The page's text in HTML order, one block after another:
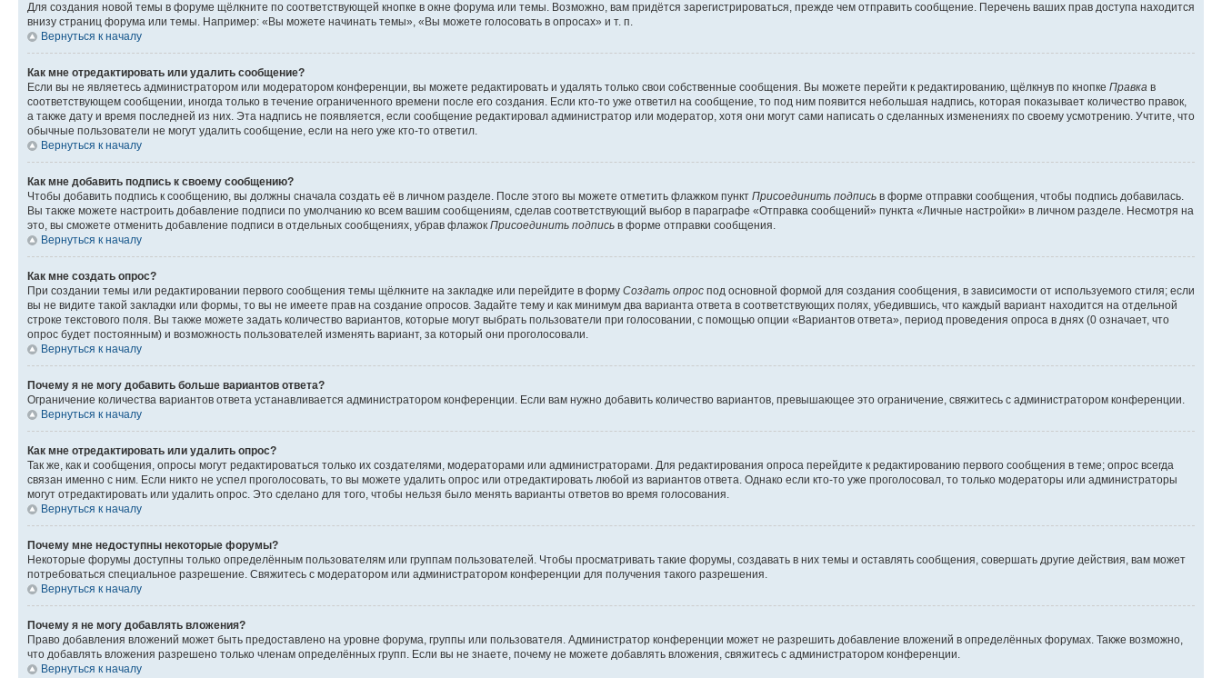
Для создания новой темы в форуме щёлкните по соответствующей кнопке в окне форума или темы. Возможно, вам придётся зарегистрироваться, прежде чем отправить сообщение. Перечень ваших прав доступа находится
внизу страниц форума или темы. Например: «Вы можете начинать темы», «Вы можете голосовать в опросах» и т. п.
Вернуться к началу
Как мне отредактировать или удалить сообщение?
Если вы не являетесь администратором или модератором конференции, вы можете редактировать и удалять только свои собственные сообщения. Вы можете перейти к редактированию, щёлкнув по кнопке Правка в
соответствующем сообщении, иногда только в течение ограниченного времени после его создания. Если кто-то уже ответил на сообщение, то под ним появится небольшая надпись, которая показывает количество правок,
а также дату и время последней из них. Эта надпись не появляется, если сообщение редактировал администратор или модератор, хотя они могут сами написать о сделанных изменениях по своему усмотрению. Учтите, что
обычные пользователи не могут удалить сообщение, если на него уже кто-то ответил.
Вернуться к началу
Как мне добавить подпись к своему сообщению?
Чтобы добавить подпись к сообщению, вы должны сначала создать её в личном разделе. После этого вы можете отметить флажком пункт Присоединить подпись в форме отправки сообщения, чтобы подпись добавилась.
Вы также можете настроить добавление подписи по умолчанию ко всем вашим сообщениям, сделав соответствующий выбор в параграфе «Отправка сообщений» пункта «Личные настройки» в личном разделе. Несмотря на
это, вы сможете отменить добавление подписи в отдельных сообщениях, убрав флажок Присоединить подпись в форме отправки сообщения.
Вернуться к началу
Как мне создать опрос?
При создании темы или редактировании первого сообщения темы щёлкните на закладке или перейдите в форму Создать опрос под основной формой для создания сообщения, в зависимости от используемого стиля; если
вы не видите такой закладки или формы, то вы не имеете прав на создание опросов. Задайте тему и как минимум два варианта ответа в соответствующих полях, убедившись, что каждый вариант находится на отдельной
строке текстового поля. Вы также можете задать количество вариантов, которые могут выбрать пользователи при голосовании, с помощью опции «Вариантов ответа», период проведения опроса в днях (0 означает, что
опрос будет постоянным) и возможность пользователей изменять вариант, за который они проголосовали.
Вернуться к началу
Почему я не могу добавить больше вариантов ответа?
Ограничение количества вариантов ответа устанавливается администратором конференции. Если вам нужно добавить количество вариантов, превышающее это ограничение, свяжитесь с администратором конференции.
Вернуться к началу
Как мне отредактировать или удалить опрос?
Так же, как и сообщения, опросы могут редактироваться только их создателями, модераторами или администраторами. Для редактирования опроса перейдите к редактированию первого сообщения в теме; опрос всегда
связан именно с ним. Если никто не успел проголосовать, то вы можете удалить опрос или отредактировать любой из вариантов ответа. Однако если кто-то уже проголосовал, то только модераторы или администраторы
могут отредактировать или удалить опрос. Это сделано для того, чтобы нельзя было менять варианты ответов во время голосования.
Вернуться к началу
Почему мне недоступны некоторые форумы?
Некоторые форумы доступны только определённым пользователям или группам пользователей. Чтобы просматривать такие форумы, создавать в них темы и оставлять сообщения, совершать другие действия, вам может
потребоваться специальное разрешение. Свяжитесь с модератором или администратором конференции для получения такого разрешения.
Вернуться к началу
Почему я не могу добавлять вложения?
Право добавления вложений может быть предоставлено на уровне форума, группы или пользователя. Администратор конференции может не разрешить добавление вложений в определённых форумах. Также возможно,
что добавлять вложения разрешено только членам определённых групп. Если вы не знаете, почему не можете добавлять вложения, свяжитесь с администратором конференции.
Вернуться к началу